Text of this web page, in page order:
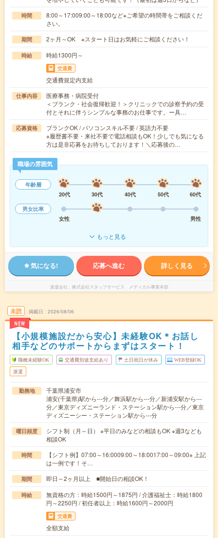
時間
8:00～17:009:00～18:00など※ご希望の時間帯をご相談くだ
さい。
期間 2ヶ月～OK ※スタート日はお気軽にご相談ください！
時給 時給1300円～
交通費
交通費規定内支給
仕事内容
医療事務・病院受付
＜ブランク・社会復帰歓迎！＞クリニックでの診察予約の受
付とそれに伴うシンプルな事務のお仕事です。ー具…
応募資格
ブランクOK / パソコンスキル不要 / 英語力不要
※履歴書不要・来社不要で電話相談もOK！少しでも気になる
方は是非応募をお待ちしております！＼応募後の…
職場の雰囲気
年齢層
20代
30代 40代 50代
60代
男女比率
女性
男性
もっと見る
気になる! 応募へ進む 詳しく見る
派遣会社 株式会社スタッフサービス メディカル事業本部
未読
NEW
掲載日 2026/08/06
【小規模施設だから安心】未経験OK＊お話し
相手などのサポートからまずはスタート！
職種未経験OK 交通費別途支給あり 土日祝日が休み WEB登録OK
派遣
勤務地
千葉県浦安市
浦安(千葉県)駅から---分／舞浜駅から---分／新浦安駅から---
分／東京ディズニーランド・ステーション駅から---分／東京
ディズニーシー・ステーション駅から---分
曜日頻度
シフト制（月～日） ※平日のみなどの相談もOK ※週3なども
相談OK
時間
【シフト例】07:00～16:0009:00～18:0017:00～09:00※ 上記
は一例です！そ…
期間 即日～2ヶ月以上 ■開始日の相談OK！
時給
無資格の方：時給1500円～1875円 / 介護福祉士：時給1800
円～2250円 / 初任者以上：時給1600円～2000円
交通費
全額支給